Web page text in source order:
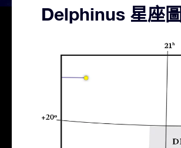
Delphinus 星座圖